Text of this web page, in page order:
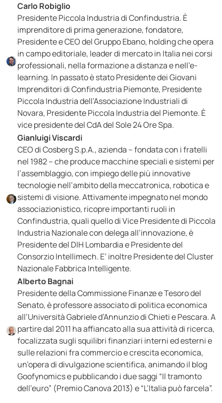
Carlo Robiglio
Presidente Piccola Industria di Confindustria. È
imprenditore di prima generazione, fondatore,
Presidente e CEO del Gruppo Ebano, holding che opera
in campo editoriale, leader di mercato in Italia nei corsi
professionali, nella formazione a distanza e nell’e-
learning. In passato è stato Presidente dei Giovani
Imprenditori di Confindustria Piemonte, Presidente
Piccola Industria dell’Associazione Industriali di
Novara, Presidente Piccola Industria del Piemonte. È
vice presidente del CdA del Sole 24 Ore Spa.
Gianluigi Viscardi
CEO di Cosberg S.p.A., azienda – fondata con i fratelli
nel 1982 – che produce macchine speciali e sistemi per
l’assemblaggio, con impiego delle più innovative
tecnologie nell’ambito della meccatronica, robotica e
sistemi di visione. Attivamente impegnato nel mondo
associazionistico, ricopre importanti ruoli in
Confindustria, quali quello di Vice Presidente di Piccola
Industria Nazionale con delega all’innovazione, è
Presidente del DIH Lombardia e Presidente del
Consorzio Intellimech. E’ inoltre Presidente del Cluster
Nazionale Fabbrica Intelligente.
Alberto Bagnai
Presidente della Commissione Finanze e Tesoro del
Senato, è professore associato di politica economica
all’Università Gabriele d’Annunzio di Chieti e Pescara. A
partire dal 2011 ha affiancato alla sua attività di ricerca,
focalizzata sugli squilibri finanziari interni ed esterni e
sulle relazioni fra commercio e crescita economica,
un’opera di divulgazione scientifica, animando il blog
Goofynomics e pubblicando i due saggi “Il tramonto
dell’euro” (Premio Canova 2013) e “L’Italia può farcela”.